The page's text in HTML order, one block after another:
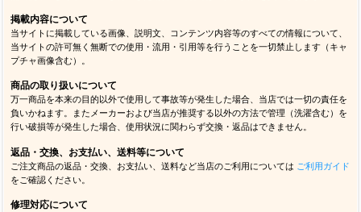
掲載内容について
当サイトに掲載している画像、説明文、コンテンツ内容等のすべての情報について、
当サイトの許可無く無断での使用・流用・引用等を行うことを一切禁止します（キャ
プチャ画像含む）。
商品の取り扱いについて
万一商品を本来の目的以外で使用して事故等が発生した場合、当店では一切の責任を
負いかねます。またメーカーおよび当店が推奨する以外の方法で管理（洗濯含む）を
行い破損等が発生した場合、使用状況に関わらず交換・返品はできません。
返品・交換、お支払い、送料等について
ご注文商品の返品・交換、お支払い、送料など当店のご利用については ご利用ガイド
をご確認ください。
修理対応について